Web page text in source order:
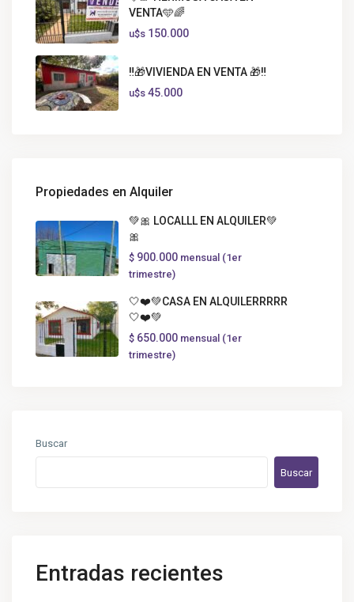
VENTA🩵🌈
u$s 150.000
‼️🎁VIVIENDA EN VENTA 🎁‼️
u$s 45.000
Propiedades en Alquiler
💚🎀 LOCALLL EN ALQUILER💚
🎀
$ 900.000 mensual (1er
trimestre)
🤍❤️💚CASA EN ALQUILERRRRR
🤍❤️💚
$ 650.000 mensual (1er
trimestre)
Buscar
Buscar
Entradas recientes